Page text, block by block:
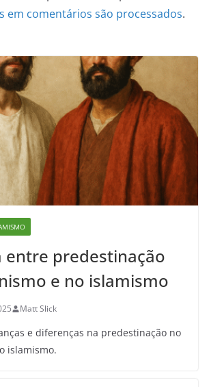
em comentários são processados.
entre predestinação
e no islamismo
Matt Slick
e diferenças na predestinação no
islamismo.